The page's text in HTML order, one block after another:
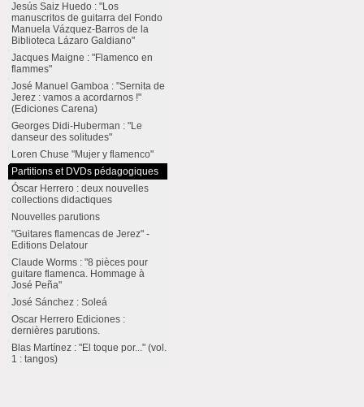
Jesús Saiz Huedo : "Los
manuscritos de guitarra del Fondo
Manuela Vázquez-Barros de la
Biblioteca Lázaro Galdiano"
Jacques Maigne : "Flamenco en
flammes"
José Manuel Gamboa : "Sernita de
Jerez : vamos a acordarnos !"
(Ediciones Carena)
Georges Didi-Huberman : "Le
danseur des solitudes"
Loren Chuse "Mujer y flamenco"
Partitions et DVDs pédagogiques
Óscar Herrero : deux nouvelles
collections didactiques
Nouvelles parutions
"Guitares flamencas de Jerez" -
Editions Delatour
Claude Worms : "8 pièces pour
guitare flamenca. Hommage à
José Peña"
José Sánchez : Soleá
Oscar Herrero Ediciones :
dernières parutions.
Blas Martínez : "El toque por..." (vol.
1 : tangos)